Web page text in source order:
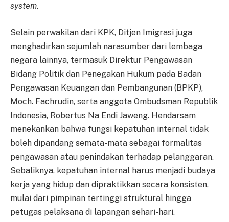
system.
Selain perwakilan dari KPK, Ditjen Imigrasi juga
menghadirkan sejumlah narasumber dari lembaga
negara lainnya, termasuk Direktur Pengawasan
Bidang Politik dan Penegakan Hukum pada Badan
Pengawasan Keuangan dan Pembangunan (BPKP),
Moch. Fachrudin, serta anggota Ombudsman Republik
Indonesia, Robertus Na Endi Jaweng. Hendarsam
menekankan bahwa fungsi kepatuhan internal tidak
boleh dipandang semata-mata sebagai formalitas
pengawasan atau penindakan terhadap pelanggaran.
Sebaliknya, kepatuhan internal harus menjadi budaya
kerja yang hidup dan dipraktikkan secara konsisten,
mulai dari pimpinan tertinggi struktural hingga
petugas pelaksana di lapangan sehari-hari.